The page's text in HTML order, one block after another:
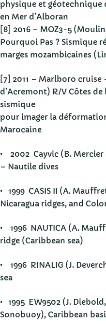
physique et géotechnique
en Mer d’Alboran
[8] 2016 – MOZ3-5
Pourquoi Pas ? Sismique
marges mozambicaines
[7] 2011 – Marlboro
d’Acremont) R/V Côtes
sismique
pour imager la
Marocaine
• 2002 Cayvic (B. Mercier
– Nautile dives
• 1999 CASIS II (A.
Nicaragua ridges, and
• 1996 NAUTICA (A.
ridge (Caribbean sea)
• 1996 RINALIG (J.
sea
• 1995 EW9502 (J.
Sonobuoy), Caribbean